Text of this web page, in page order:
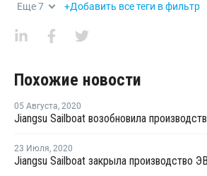
Еще7 +Добавить все теги в фильтр
Похожие новости
05 Августа, 2020
23 Июля, 2020